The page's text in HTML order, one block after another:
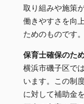
取り組みや施策
働きやすさを向
ためのものです。
保育士確保のた
横浜市磯子区で
います。この制
に対して補助金